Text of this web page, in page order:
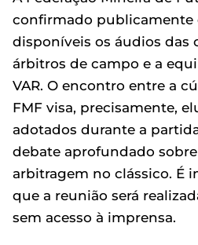
confirmado publicamente
disponíveis os áudios das
árbitros de campo e a
VAR. O encontro entre a
FMF visa, precisamente,
adotados durante a
debate aprofundado
arbitragem no clássico. É
que a reunião será
sem acesso à imprensa.